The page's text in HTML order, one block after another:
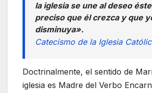
la iglesia se une al deseo
preciso que él crezca y que
disminuya».
Catecismo de la Iglesia
Doctrinalmente, el sentido de
iglesia es Madre del Verbo